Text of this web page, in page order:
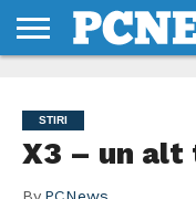
NOI
SI
CONDITII
STIRI
X3 – un alt